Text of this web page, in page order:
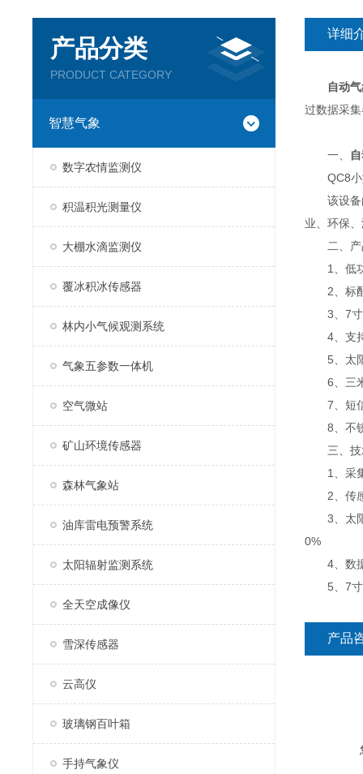
产品分类
PRODUCT CATEGORY
智慧气象
数字农情监测仪
积温积光测量仪
大棚水滴监测仪
覆冰积冰传感器
林内小气候观测系统
气象五参数一体机
空气微站
矿山环境传感器
森林气象站
油库雷电预警系统
太阳辐射监测系统
全天空成像仪
雪深传感器
云高仪
玻璃钢百叶箱
手持气象仪
详细
自动
过数据采
一、
QC8小型
该设备由
业、环保
二、产
1、低功
2、标配
3、7寸
4、支持
5、太阳
6、三米
7、短信
8、不锈
三、技
1、采集
2、传感
3、太阳
0%
4、数据
5、7寸
产品